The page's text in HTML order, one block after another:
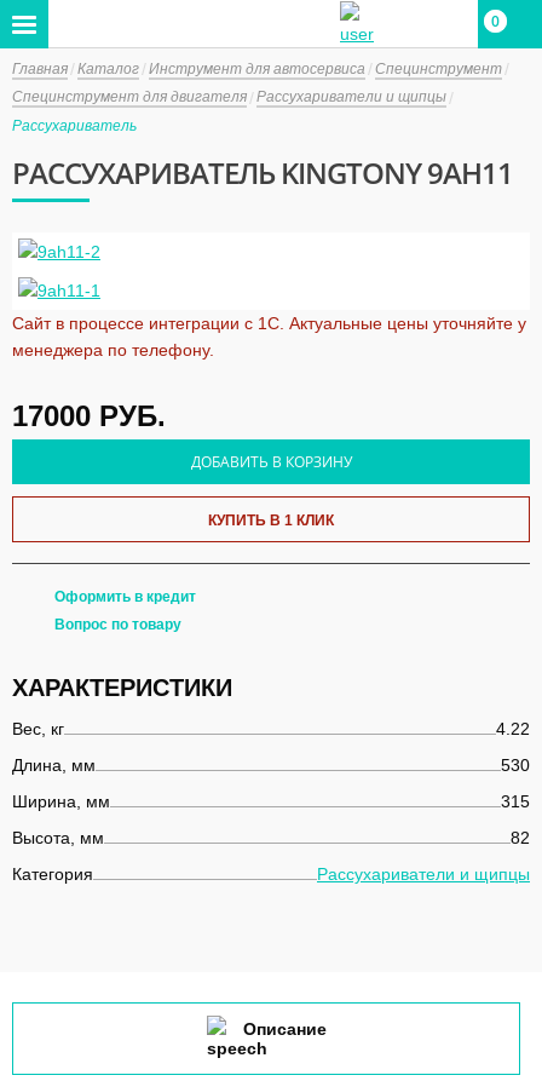
0
0
Главная Каталог Инструмент для автосервиса
Специнструмент
Специнструмент для двигателя Рассухариватели и щипцы
Рассухариватель
РАССУХАРИВАТЕЛЬ KINGTONY 9AH11
Сайт в процессе интеграции с 1С. Актуальные цены уточняйте у
менеджера по телефону.
17000 РУБ.
ДОБАВИТЬ В КОРЗИНУ
КУПИТЬ В 1 КЛИК
Оформить в кредит
Вопрос по товару
ХАРАКТЕРИСТИКИ
Вес, кг
4.22
Длина, мм
530
Ширина, мм
315
Высота, мм
82
Категория
Рассухариватели и щипцы
Описание